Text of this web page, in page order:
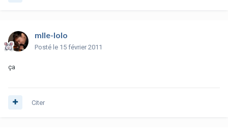
mlle-lolo
Posté le 15 février 2011
ça
Citer